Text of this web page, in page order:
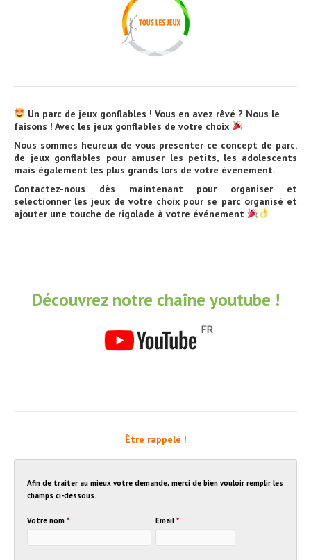
Un parc de jeux gonflables ! Vous en avez rêvé ? Nous le
faisons ! Avec les jeux gonflables de votre choix
Nous sommes heureux de vous présenter ce concept de parc.
de jeux gonflables pour amuser les petits, les adolescents
mais également les plus grands lors de votre événement.
Contactez-nous dès maintenant pour organiser et
sélectionner les jeux de votre choix pour se parc organisé et
ajouter une touche de rigolade à votre événement
Découvrez notre chaîne youtube !
Être rappelé !
Afin de traiter au mieux votre demande, merci de bien vouloir remplir les
champs ci-dessous.
Votre nom * Email *